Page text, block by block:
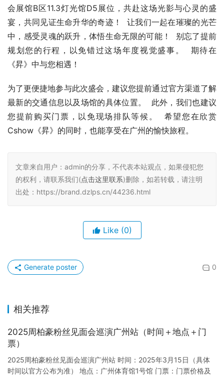
会展馆B区11.3灯光馆D5展位，共赴这场光影与心灵的盛
宴，共同见证生命升华的奇迹！  让我们一起在璀璨的光芒
中，感受灵魂的跃升，体悟生命无限的可能！  别忘了提前
规划您的行程，以免错过这场年度视觉盛事。  期待在
《昇》中与您相遇！
为了更便捷地参与此次盛会，建议您提前通过官方渠道了解
最新的交通信息以及场馆的具体位置。  此外，我们也建议
您提前购买门票，以免现场排队等候。  希望您在欣赏
Cshow《昇》的同时，也能享受在广州的愉快旅程。
文章来自用户：admin的分享，不代表本站观点，如果侵犯您
的权利，请联系我们(点击这里联系)删除，如若转载，请注明
出处：https://brand.dzlps.cn/44236.html
Like (0)
0
Generate poster
相关推荐
2025周柏豪粉丝见面会巡演广州站（时间＋地点＋门
票）
2025周柏豪粉丝见面会巡演广州站 时间：2025年3月15日（具体
时间以官方公布为准） 地点：广州体育馆1号馆 门票：门票价格及